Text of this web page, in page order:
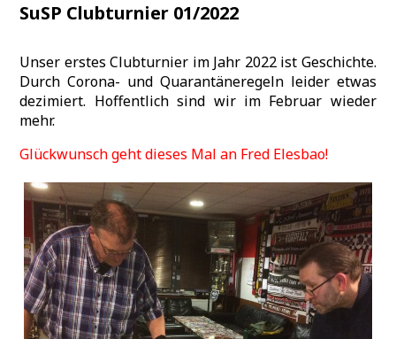
SuSP Clubturnier 01/2022
Unser erstes Clubturnier im Jahr 2022 ist Geschichte.
Durch Corona- und Quarantäneregeln leider etwas
dezimiert. Hoffentlich sind wir im Februar wieder
mehr.
Glückwunsch geht dieses Mal an Fred Elesbao!